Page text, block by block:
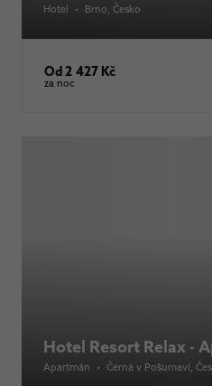
Hotel • Brno , Česko
Od 2 427 Kč
za noc
Hotel Resort Relax -
Apartmán • Černá v Pošumaví ,